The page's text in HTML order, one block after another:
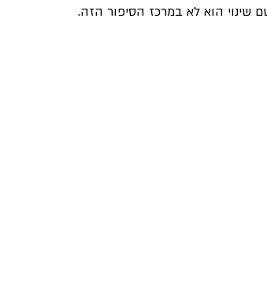
שינוי הוא לא במרכז הסיפור הזה.